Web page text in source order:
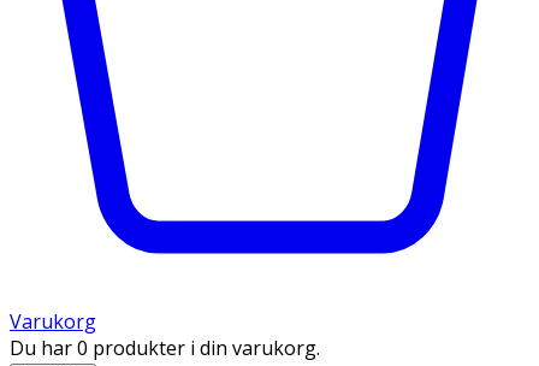
Varukorg
Du har 0 produkter i din varukorg.